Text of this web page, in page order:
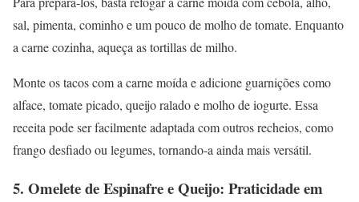
sal, pimenta, cominho e um pouco de molho de tomate. Enquanto
a carne cozinha, aqueça as tortillas de milho.
Monte os tacos com a carne moída e adicione guarnições como
alface, tomate picado, queijo ralado e molho de iogurte. Essa
receita pode ser facilmente adaptada com outros recheios, como
frango desfiado ou legumes, tornando-a ainda mais versátil.
5. Omelete de Espinafre e Queijo: Praticidade em